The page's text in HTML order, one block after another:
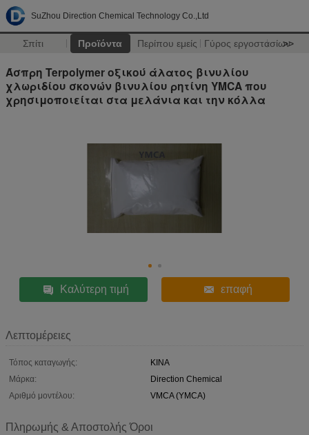
SuZhou Direction Chemical Technology Co.,Ltd
Σπίτι Προϊόντα Περίπου εμείς Γύρος εργοστασίων
>>
Άσπρη Terpolymer οξικού άλατος βινυλίου
χλωριδίου σκονών βινυλίου ρητίνη YMCA που
χρησιμοποιείται στα μελάνια και την κόλλα
Καλύτερη τιμή επαφή
Λεπτομέρειες
Τόπος καταγωγής:
ΚΙΝΑ
Μάρκα:
Direction Chemical
Αριθμό μοντέλου:
VMCA (YMCA)
Πληρωμής & Αποστολής Όροι